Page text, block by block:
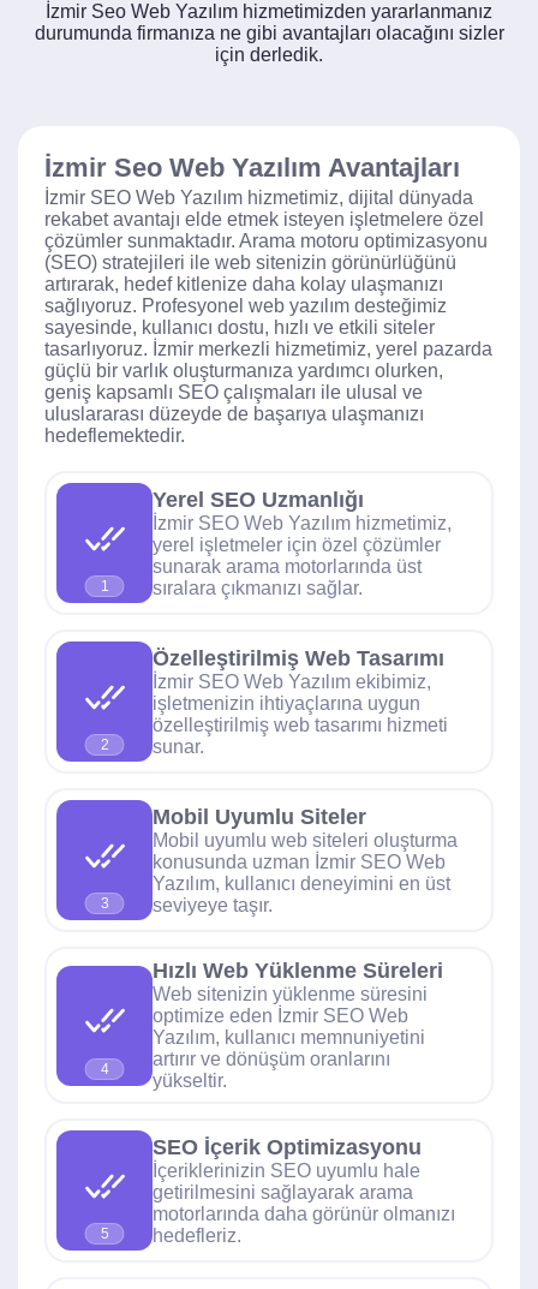
İzmir Seo Web Yazılım hizmetimizden yararlanmanız
durumunda firmanıza ne gibi avantajları olacağını sizler
için derledik.
İzmir Seo Web Yazılım Avantajları
İzmir SEO Web Yazılım hizmetimiz, dijital dünyada
rekabet avantajı elde etmek isteyen işletmelere özel
çözümler sunmaktadır. Arama motoru optimizasyonu
(SEO) stratejileri ile web sitenizin görünürlüğünü
artırarak, hedef kitlenize daha kolay ulaşmanızı
sağlıyoruz. Profesyonel web yazılım desteğimiz
sayesinde, kullanıcı dostu, hızlı ve etkili siteler
tasarlıyoruz. İzmir merkezli hizmetimiz, yerel pazarda
güçlü bir varlık oluşturmanıza yardımcı olurken,
geniş kapsamlı SEO çalışmaları ile ulusal ve
uluslararası düzeyde de başarıya ulaşmanızı
hedeflemektedir.
1
Yerel SEO Uzmanlığı
İzmir SEO Web Yazılım hizmetimiz,
yerel işletmeler için özel çözümler
sunarak arama motorlarında üst
sıralara çıkmanızı sağlar.
2
Özelleştirilmiş Web Tasarımı
İzmir SEO Web Yazılım ekibimiz,
işletmenizin ihtiyaçlarına uygun
özelleştirilmiş web tasarımı hizmeti
sunar.
3
Mobil Uyumlu Siteler
Mobil uyumlu web siteleri oluşturma
konusunda uzman İzmir SEO Web
Yazılım, kullanıcı deneyimini en üst
seviyeye taşır.
4
Hızlı Web Yüklenme Süreleri
Web sitenizin yüklenme süresini
optimize eden İzmir SEO Web
Yazılım, kullanıcı memnuniyetini
artırır ve dönüşüm oranlarını
yükseltir.
5
SEO İçerik Optimizasyonu
İçeriklerinizin SEO uyumlu hale
getirilmesini sağlayarak arama
motorlarında daha görünür olmanızı
hedefleriz.